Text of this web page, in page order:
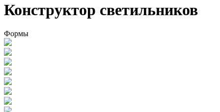
Конструктор светильников
Формы